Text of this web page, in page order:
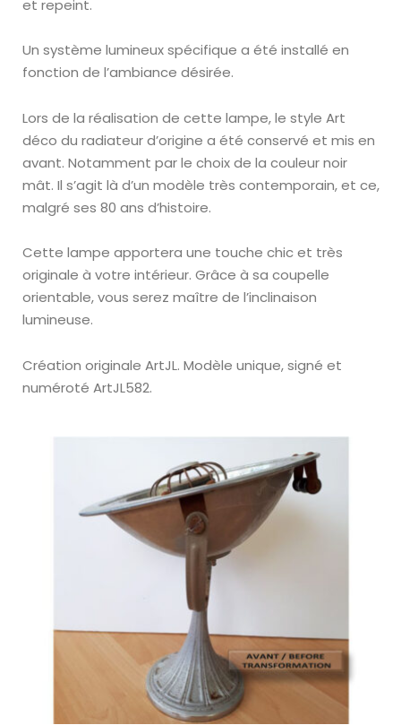
et repeint.
Un système lumineux spécifique a été installé en
fonction de l’ambiance désirée.
Lors de la réalisation de cette lampe, le style Art
déco du radiateur d’origine a été conservé et mis en
avant. Notamment par le choix de la couleur noir
mât. Il s’agit là d’un modèle très contemporain, et ce,
malgré ses 80 ans d’histoire.
Cette lampe apportera une touche chic et très
originale à votre intérieur. Grâce à sa coupelle
orientable, vous serez maître de l’inclinaison
lumineuse.
Création originale ArtJL. Modèle unique, signé et
numéroté ArtJL582.